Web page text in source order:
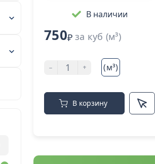
В наличии
750₽ за куб (м³)
- + (м³)
В корзину